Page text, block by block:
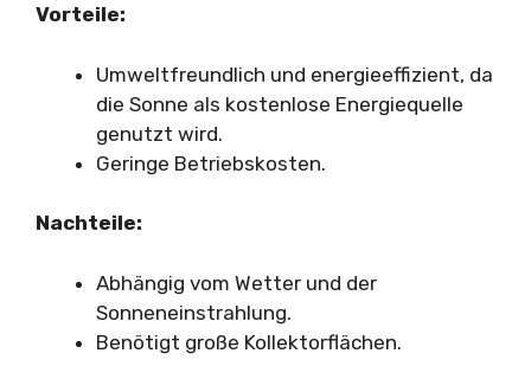
Vorteile:
Umweltfreundlich und energieeffizient, da
die Sonne als kostenlose Energiequelle
genutzt wird.
Geringe Betriebskosten.
Nachteile:
Abhängig vom Wetter und der
Sonneneinstrahlung.
Benötigt große Kollektorflächen.